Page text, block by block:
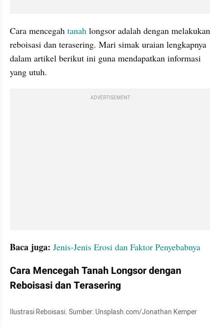
Cara mencegah tanah longsor adalah dengan melakukan
reboisasi dan terasering. Mari simak uraian lengkapnya
dalam artikel berikut ini guna mendapatkan informasi
yang utuh.
ADVERTISEMENT
Baca juga: Jenis-Jenis Erosi dan Faktor Penyebabnya
Cara Mencegah Tanah Longsor dengan
Reboisasi dan Terasering
Ilustrasi Reboisasi. Sumber: Unsplash.com/Jonathan Kemper